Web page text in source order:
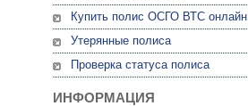
Купить полис ОСГО ВТС онлайн
Утерянные полиса
Проверка статуса полиса
ИНФОРМАЦИЯ